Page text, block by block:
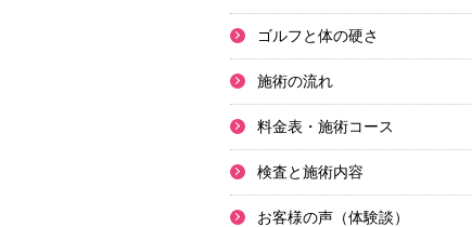
ゴルフと体の硬さ
施術の流れ
料金表・施術コース
検査と施術内容
お客様の声（体験談）